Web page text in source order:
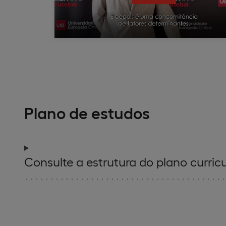
Plano de estudos
Consulte a estrutura do plano